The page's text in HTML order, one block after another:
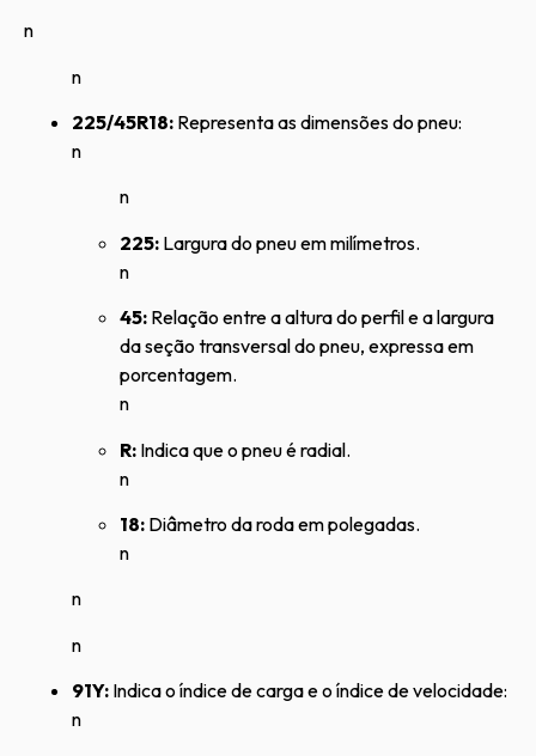
n
n
225/45R18: Representa as dimensões do pneu:
n
n
225: Largura do pneu em milímetros.
n
45: Relação entre a altura do perfil e a largura
da seção transversal do pneu, expressa em
porcentagem.
n
R: Indica que o pneu é radial.
n
18: Diâmetro da roda em polegadas.
n
n
n
91Y: Indica o índice de carga e o índice de velocidade:
n